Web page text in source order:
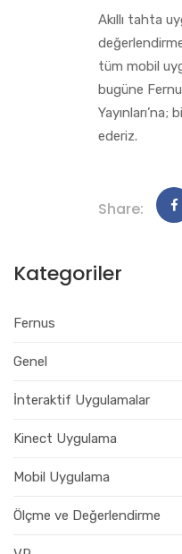
Akıllı tahta
tüm mobil
bugüne
Yayınları’na;
ederiz.
Share:
Kategoriler
Fernus
Genel
İnteraktif Uygulamalar
Kinect Uygulama
Mobil Uygulama
Ölçme ve Değerlendirme